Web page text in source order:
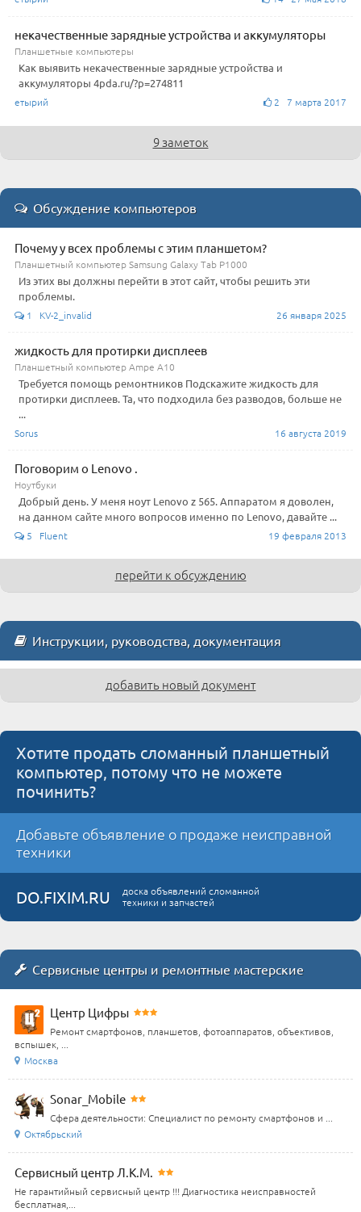
некачественные зарядные устройства и аккумуляторы
Планшетные компьютеры
Как выявить некачественные зарядные устройства и
аккумуляторы 4pda.ru/?p=274811
етырий 2 7 марта 2017
9 заметок
Обсуждение компьютеров
Почему у всех проблемы с этим планшетом?
Планшетный компьютер Samsung Galaxy Tab P1000
Из этих вы должны перейти в этот сайт, чтобы решить эти
проблемы.
1 KV-2_invalid 26 января 2025
жидкость для протирки дисплеев
Планшетный компьютер Ampe A10
Требуется помощь ремонтников Подскажите жидкость для
протирки дисплеев. Та, что подходила без разводов, больше не
...
Sorus 16 августа 2019
Поговорим о Lenovo .
Ноутбуки
Добрый день. У меня ноут Lenovo z 565. Аппаратом я доволен,
на данном сайте много вопросов именно по Lenovo, давайте ...
5 Fluent 19 февраля 2013
перейти к обсуждению
Инструкции, руководства, документация
добавить новый документ
Хотите продать сломанный планшетный
компьютер, потому что не можете
починить?
Добавьте объявление о продаже неисправной
техники
DO.FIXIM.RU
доска объявлений сломанной
техники и запчастей
Сервисные центры и ремонтные мастерские
Центр Цифры
Ремонт смартфонов, планшетов, фотоаппаратов, объективов,
вспышек, ...
Москва
Sonar_Mobile
Сфера деятельности: Специалист по ремонту смартфонов и ...
Октябрьский
Сервисный центр Л.К.М.
Не гарантийный сервисный центр !!! Диагностика неисправностей
бесплатная,...